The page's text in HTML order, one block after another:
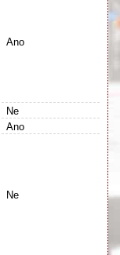
Ano
Ne
Ano
Ne